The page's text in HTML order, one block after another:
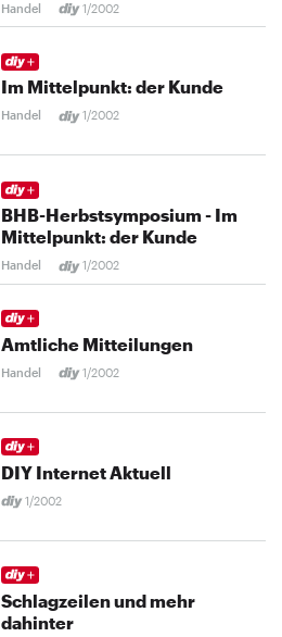
Handel 1/2002
Im Mittelpunkt: der Kunde
Handel 1/2002
BHB-Herbstsymposium - Im
Mittelpunkt: der Kunde
Handel 1/2002
Amtliche Mitteilungen
Handel 1/2002
DIY Internet Aktuell
1/2002
Schlagzeilen und mehr
dahinter